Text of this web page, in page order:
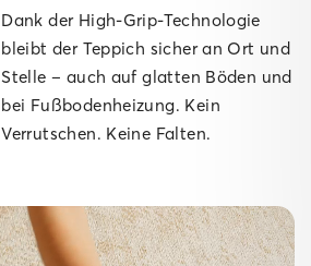
Dank der High-Grip-Technologie
bleibt der Teppich sicher an Ort und
Stelle – auch auf glatten Böden und
bei Fußbodenheizung. Kein
Verrutschen. Keine Falten.